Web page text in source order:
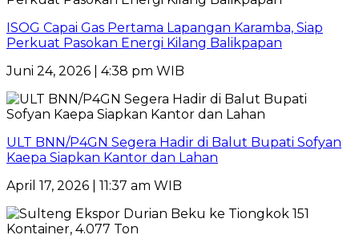
ISOG Capai Gas Pertama Lapangan Karamba, Siap
Perkuat Pasokan Energi Kilang Balikpapan
Juni 24, 2026 | 4:38 pm WIB
ULT BNN/P4GN Segera Hadir di Balut Bupati Sofyan
Kaepa Siapkan Kantor dan Lahan
April 17, 2026 | 11:37 am WIB